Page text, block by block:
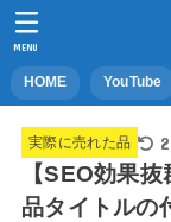
HOME YouTube
MENU
実際に売れた品
【SEO効果
品タイトルの